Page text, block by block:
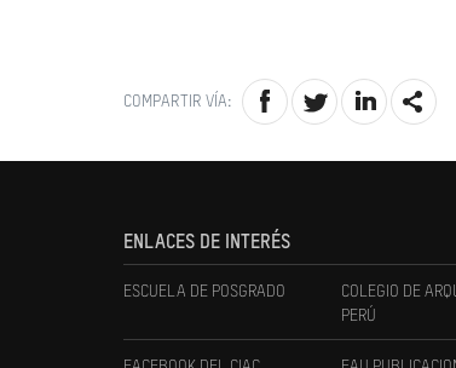
COMPARTIR VÍA:
ENLACES DE INTERÉS
ESCUELA DE POSGRADO
COLEGIO DE
PERÚ